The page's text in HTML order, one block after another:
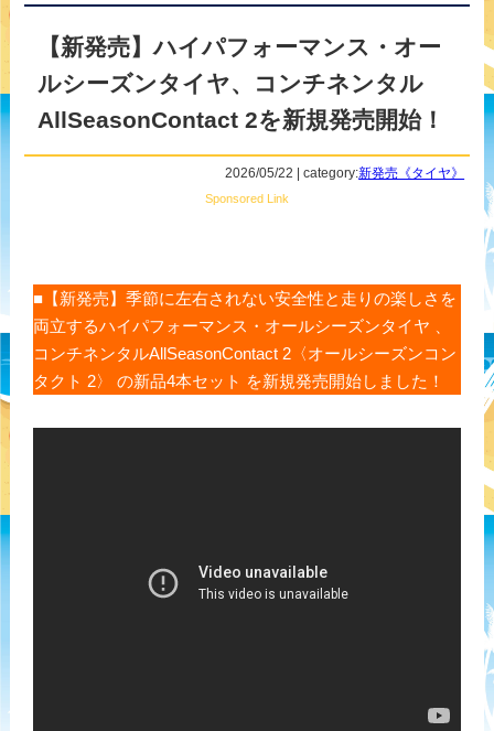
【新発売】ハイパフォーマンス・オー
ルシーズンタイヤ、コンチネンタル
AllSeasonContact 2を新規発売開始！
2026/05/22 | category:新発売《タイヤ》
Sponsored Link
■【新発売】季節に左右されない安全性と走りの楽しさを
両立するハイパフォーマンス・オールシーズンタイヤ 、
コンチネンタルAllSeasonContact 2〈オールシーズンコン
タクト 2〉 の新品4本セット を新規発売開始しました！